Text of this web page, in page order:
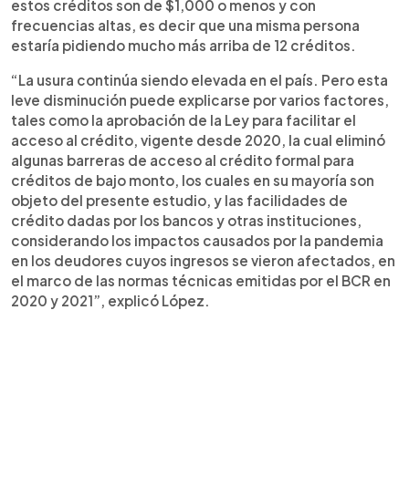
estos créditos son de $1,000 o menos y con
frecuencias altas, es decir que una misma persona
estaría pidiendo mucho más arriba de 12 créditos.
“La usura continúa siendo elevada en el país. Pero esta
leve disminución puede explicarse por varios factores,
tales como la aprobación de la Ley para facilitar el
acceso al crédito, vigente desde 2020, la cual eliminó
algunas barreras de acceso al crédito formal para
créditos de bajo monto, los cuales en su mayoría son
objeto del presente estudio, y las facilidades de
crédito dadas por los bancos y otras instituciones,
considerando los impactos causados por la pandemia
en los deudores cuyos ingresos se vieron afectados, en
el marco de las normas técnicas emitidas por el BCR en
2020 y 2021”, explicó López.